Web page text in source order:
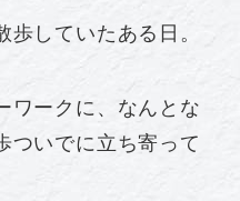
していたある日。
ワークに、なんとな
ついでに立ち寄って